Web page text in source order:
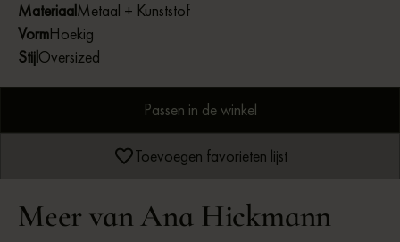
MateriaalMetaal + Kunststof
VormHoekig
StijlOversized
Passen in de winkel
Toevoegen favorieten lijst
Meer van Ana Hickmann